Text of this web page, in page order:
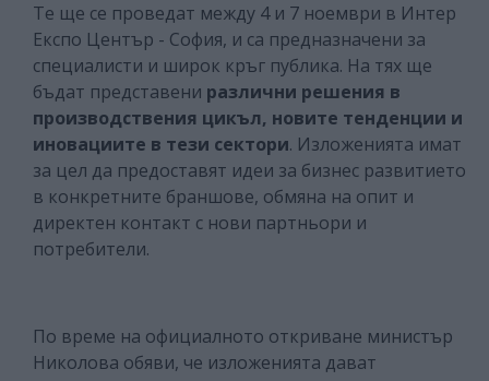
Те ще се проведат между 4 и 7 ноември в Интер
Експо Център - София, и са предназначени за
специалисти и широк кръг публика. На тях ще
бъдат представени различни решения в
производствения цикъл, новите тенденции и
иновациите в тези сектори. Изложенията имат
за цел да предоставят идеи за бизнес развитието
в конкретните браншове, обмяна на опит и
директен контакт с нови партньори и
потребители.
По време на официалното откриване министър
Николова обяви, че изложенията дават